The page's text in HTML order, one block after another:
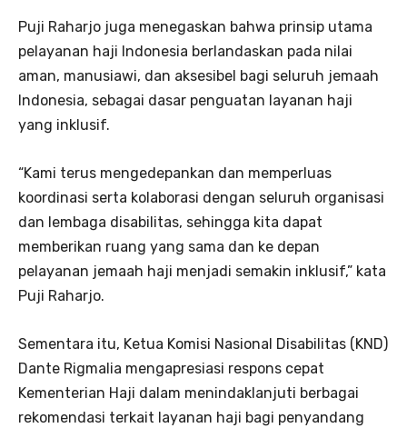
Puji Raharjo juga menegaskan bahwa prinsip utama
pelayanan haji Indonesia berlandaskan pada nilai
aman, manusiawi, dan aksesibel bagi seluruh jemaah
Indonesia, sebagai dasar penguatan layanan haji
yang inklusif.
“Kami terus mengedepankan dan memperluas
koordinasi serta kolaborasi dengan seluruh organisasi
dan lembaga disabilitas, sehingga kita dapat
memberikan ruang yang sama dan ke depan
pelayanan jemaah haji menjadi semakin inklusif,” kata
Puji Raharjo.
Sementara itu, Ketua Komisi Nasional Disabilitas (KND)
Dante Rigmalia mengapresiasi respons cepat
Kementerian Haji dalam menindaklanjuti berbagai
rekomendasi terkait layanan haji bagi penyandang